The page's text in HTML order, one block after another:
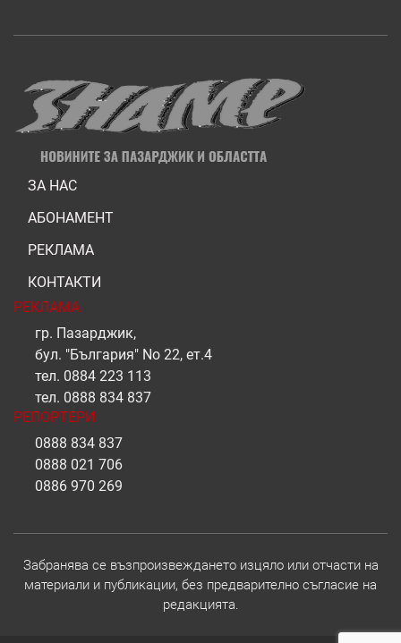
ЗА НАС
АБОНАМЕНТ
РЕКЛАМА
КОНТАКТИ
РЕКЛАМА
гр. Пазарджик,
бул. "България" No 22, ет.4
тел. 0884 223 113
тел. 0888 834 837
РЕПОРТЕРИ
0888 834 837
0888 021 706
0886 970 269
Забранява се възпроизвеждането изцяло или отчасти на
материали и публикации, без предварително съгласие на
редакцията.